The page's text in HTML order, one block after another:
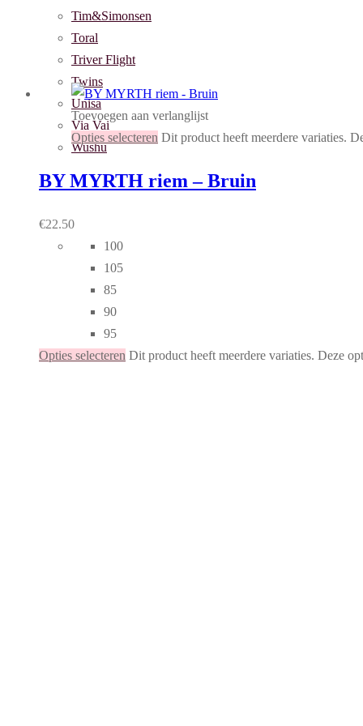
Tim&Simonsen
Toral
Triver Flight
Twins
Unisa
Via Vai
Wushu
Toevoegen aan verlanglijst
Opties selecteren Dit product heeft meerdere variaties.
BY MYRTH riem – Bruin
€22.50
100
105
85
90
95
Opties selecteren Dit product heeft meerdere variaties. Deze